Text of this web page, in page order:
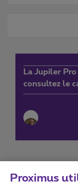
La Jupiler
consultez le
Proximus